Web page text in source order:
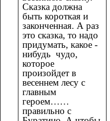
Сказка должна
быть короткая и
законченная. А раз
это сказка, то надо
придумать, какое -
нибудь чудо,
которое
произойдет в
весеннем лесу с
главным
героем……
правильно с